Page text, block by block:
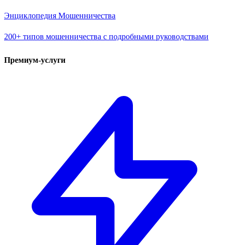
Энциклопедия Мошенничества
200+ типов мошенничества с подробными руководствами
Премиум-услуги